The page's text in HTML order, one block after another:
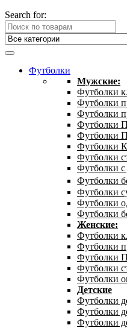
Search for:
Футболки
Мужские:
Футболки
Футболки
Футболки
Футболки
Футболки
Футболки
Футболки
Футболки
Футболки
Футболки
Футболки
Футболки
Женские:
Футболки
Футболки
Футболки
Футболки
Футболки
Детские
Футболки
Футболки
Футболки